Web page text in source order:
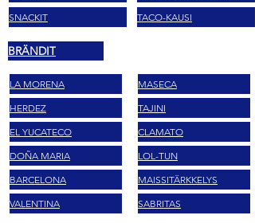
SNACKIT TACO-KAUSI
BRÄNDIT
LA MORENA
HERDEZ
EL YUCATECO
DOÑA MARIA
BARCELONA
VALENTINA
MASECA
TAJINI
CLAMATO
LOL-TUN
MAISSITÄRKKELYS
SABRITAS